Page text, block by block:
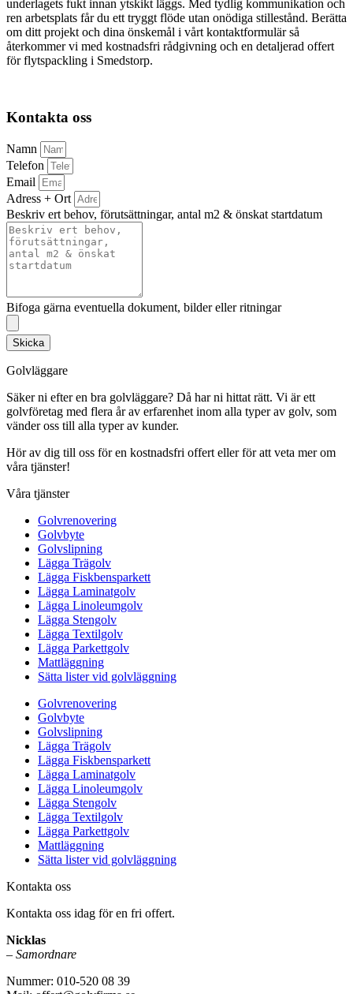
underlagets fukt innan ytskikt läggs. Med tydlig kommunikation och
ren arbetsplats får du ett tryggt flöde utan onödiga stillestånd. Berätta
om ditt projekt och dina önskemål i vårt kontaktformulär så
återkommer vi med kostnadsfri rådgivning och en detaljerad offert
för flytspackling i Smedstorp.
Kontakta oss
Namn
Telefon
Email
Adress + Ort
Beskriv ert behov, förutsättningar, antal m2 & önskat startdatum
Bifoga gärna eventuella dokument, bilder eller ritningar
Skicka
Golvläggare
Säker ni efter en bra golvläggare? Då har ni hittat rätt. Vi är ett
golvföretag med flera år av erfarenhet inom alla typer av golv, som
vänder oss till alla typer av kunder.
Hör av dig till oss för en kostnadsfri offert eller för att veta mer om
våra tjänster!
Våra tjänster
Golvrenovering
Golvbyte
Golvslipning
Lägga Trägolv
Lägga Fiskbensparkett
Lägga Laminatgolv
Lägga Linoleumgolv
Lägga Stengolv
Lägga Textilgolv
Lägga Parkettgolv
Mattläggning
Sätta lister vid golvläggning
Golvrenovering
Golvbyte
Golvslipning
Lägga Trägolv
Lägga Fiskbensparkett
Lägga Laminatgolv
Lägga Linoleumgolv
Lägga Stengolv
Lägga Textilgolv
Lägga Parkettgolv
Mattläggning
Sätta lister vid golvläggning
Kontakta oss
Kontakta oss idag för en fri offert.
Nicklas
– Samordnare
Nummer: 010-520 08 39